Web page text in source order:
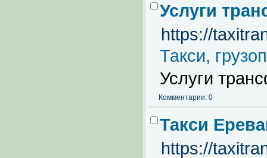
Услуги
https://
Такси,
Услуги
Комментарии: 0
Такси
https://